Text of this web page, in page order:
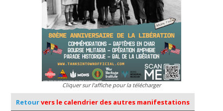
Cliquer sur l’affiche pour la télécharger
Retourvers le calendrier des autres manifestations